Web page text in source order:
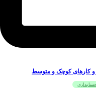
و کارهای کوچک و متوسط